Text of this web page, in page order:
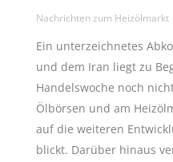
Nachrichten zum Heizölmarkt
Ein unterzeichnetes
und dem Iran liegt zu
Handelswoche noch
Ölbörsen und am
auf die weiteren
blickt. Darüber hinaus